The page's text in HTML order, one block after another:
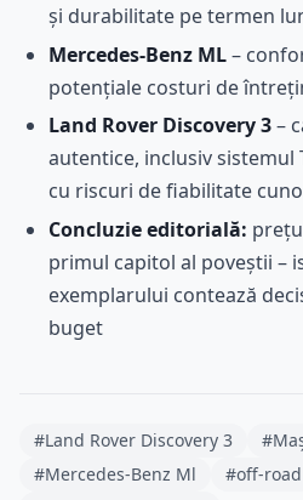
și durabilitate pe termen
Mercedes-Benz ML–
potențiale costuri de
Land Rover Discovery 3–
autentice, inclusiv sistemul
cu riscuri de fiabilitate
Concluzie editorială:
primul capitol al poveștii –
exemplarului contează
buget
#Land Rover Discovery 3
#Mercedes-Benz Ml
#off-road